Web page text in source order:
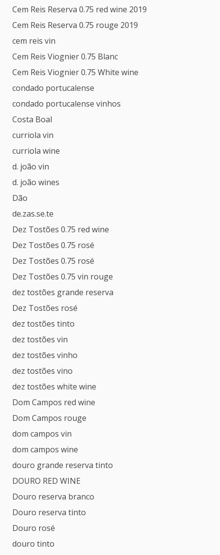
Cem Reis Reserva 0.75 red wine 2019
Cem Reis Reserva 0.75 rouge 2019
cem reis vin
Cem Reis Viognier 0.75 Blanc
Cem Reis Viognier 0.75 White wine
condado portucalense
condado portucalense vinhos
Costa Boal
curriola vin
curriola wine
d. joão vin
d. joão wines
Dão
de.zas.se.te
Dez Tostões 0.75 red wine
Dez Tostões 0.75 rosé
Dez Tostões 0.75 rosé
Dez Tostões 0.75 vin rouge
dez tostões grande reserva
Dez Tostões rosé
dez tostões tinto
dez tostões vin
dez tostões vinho
dez tostões vino
dez tostões white wine
Dom Campos red wine
Dom Campos rouge
dom campos vin
dom campos wine
douro grande reserva tinto
DOURO RED WINE
Douro reserva branco
Douro reserva tinto
Douro rosé
douro tinto